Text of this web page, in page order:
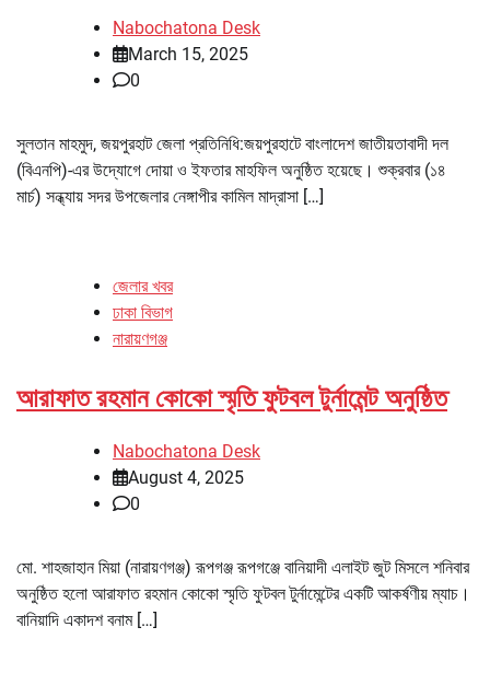
Nabochatona Desk
March 15, 2025
0
সুলতান মাহমুদ, জয়পুরহাট জেলা প্রতিনিধি:জয়পুরহাটে বাংলাদেশ জাতীয়তাবাদী দল
(বিএনপি)-এর উদ্যোগে দোয়া ও ইফতার মাহফিল অনুষ্ঠিত হয়েছে। শুক্রবার (১৪
মার্চ) সন্ধ্যায় সদর উপজেলার নেঙ্গাপীর কামিল মাদ্রাসা […]
জেলার খবর
ঢাকা বিভাগ
নারায়ণগঞ্জ
আরাফাত রহমান কোকো স্মৃতি ফুটবল টুর্নামেন্ট অনুষ্ঠিত
Nabochatona Desk
August 4, 2025
0
মো. শাহজাহান মিয়া (নারায়ণগঞ্জ) রূপগঞ্জ রূপগঞ্জে বানিয়াদী এলাইট জুট মিসলে শনিবার
অনুষ্ঠিত হলো আরাফাত রহমান কোকো স্মৃতি ফুটবল টুর্নামেন্টের একটি আকর্ষণীয় ম্যাচ।
বানিয়াদি একাদশ বনাম […]